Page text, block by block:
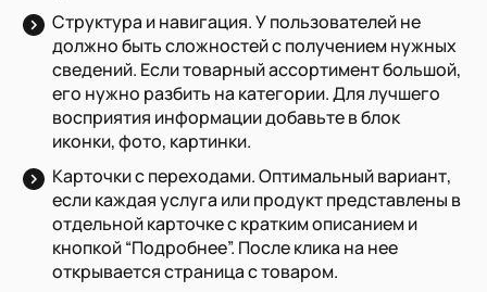
Структура и навигация. У пользователей не
должно быть сложностей с получением нужных
сведений. Если товарный ассортимент большой,
его нужно разбить на категории. Для лучшего
восприятия информации добавьте в блок
иконки, фото, картинки.
Карточки с переходами. Оптимальный вариант,
если каждая услуга или продукт представлены в
отдельной карточке с кратким описанием и
кнопкой “Подробнее”. После клика на нее
открывается страница с товаром.